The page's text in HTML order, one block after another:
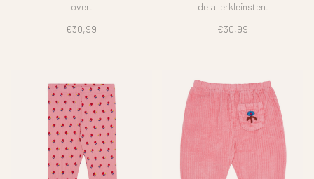
over.
€30,99
de allerkleinsten.
€30,99